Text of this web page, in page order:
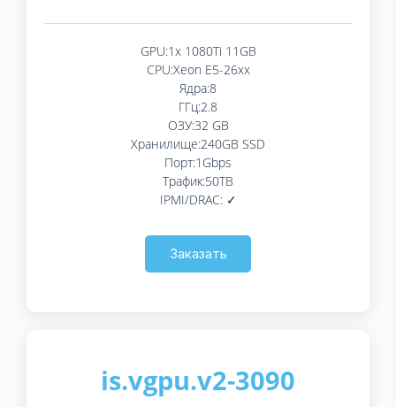
GPU:1x 1080Ti 11GB
CPU:Xeon E5-26xx
Ядра:8
ГГц:2.8
ОЗУ:32 GB
Хранилище:240GB SSD
Порт:1Gbps
Трафик:50TB
IPMI/DRAC: ✓
Заказать
is.vgpu.v2-3090